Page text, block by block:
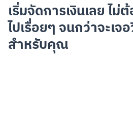
เริ่มจัดการเงินเลย ไม่
ไปเรื่อยๆ จนกว่าจะเจ
สำหรับคุณ